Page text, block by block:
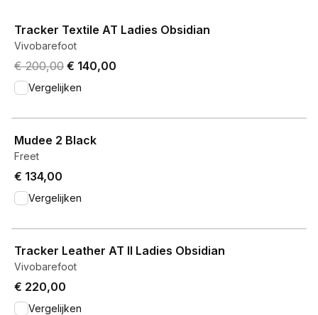
Tracker Textile AT Ladies Obsidian
Vivobarefoot
Original price was € 200,00.
€ 200,00 Current price is € 140,00.
€ 140,00
Vergelijken
Mudee 2 Black
Freet
€ 134,00
Vergelijken
Tracker Leather AT II Ladies Obsidian
Vivobarefoot
€ 220,00
Vergelijken